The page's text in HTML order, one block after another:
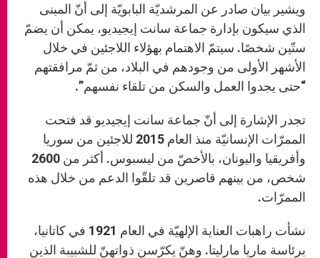
ويشير بيان صادر عن المرشديّة البابويّة إلى أنّ المبنى
الذي سيكون بإدارة جماعة سانت إيجيديو، يمكن أن يضمّ
ستّين شخصًا. سيتمّ الاهتمام بهؤلاء اللاجئين في خلال
الأشهر الأولى من وجودهم في البلاد، من ثمّ مرافقتهم
“حتى يجدوا العمل والسكن من تلقاء نفسهم”.
تجدر الإشارة إلى أنّ جماعة سانت إيجيديو قد فتحت
الممرّات الإنسانيّة منذ العام 2015 للاجئين من سوريا
وأفريقيا واليونان، بالأخصّ من ليسبوس. أكثر من 2600
شخص، من بينهم قاصرين قد تلقّوا الدعم من خلال هذه
الممرّات.
نشأت راهبات العناية الإلهيّة في العام 1921 في كاتانيا،
برئاسة ماريا مارليتا. وهنّ يكرّسن ذواتهنّ للشبيبة الذين